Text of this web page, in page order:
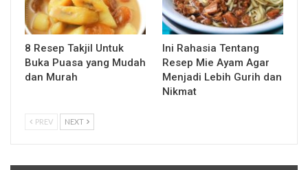
8 Resep Takjil Untuk
Buka Puasa yang Mudah
dan Murah
Ini Rahasia Tentang
Resep Mie Ayam Agar
Menjadi Lebih Gurih dan
Nikmat
PREV NEXT